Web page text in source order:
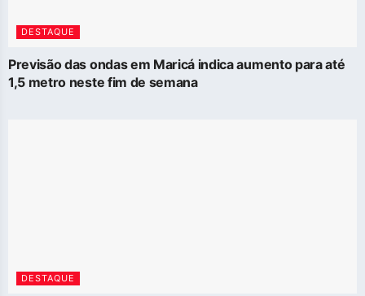
DESTAQUE
Previsão das ondas em Maricá indica aumento para até
1,5 metro neste fim de semana
DESTAQUE